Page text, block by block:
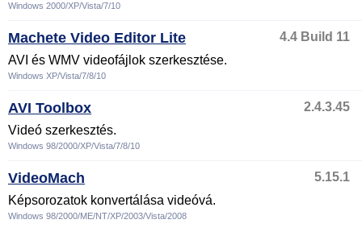
Windows 2000/XP/Vista/7/10
Machete Video Editor Lite
4.4 Build 11
AVI és WMV videofájlok szerkesztése.
Windows XP/Vista/7/8/10
AVI Toolbox
2.4.3.45
Videó szerkesztés.
Windows 98/2000/XP/Vista/7/8/10
VideoMach
5.15.1
Képsorozatok konvertálása videóvá.
Windows 98/2000/ME/NT/XP/2003/Vista/2008